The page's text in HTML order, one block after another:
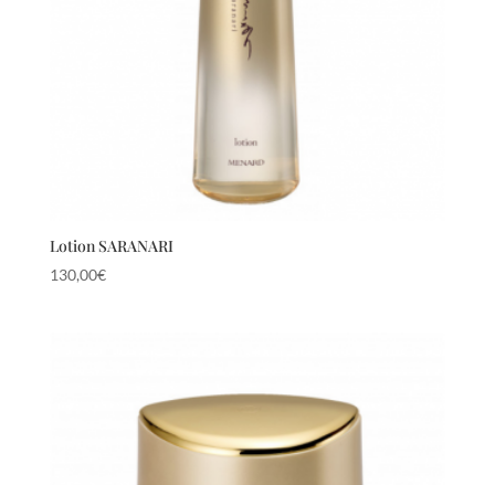
Lotion SARANARI
130,00€